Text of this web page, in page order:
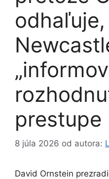
prestupe
8 júla 2026 od autora:
David Ornstein